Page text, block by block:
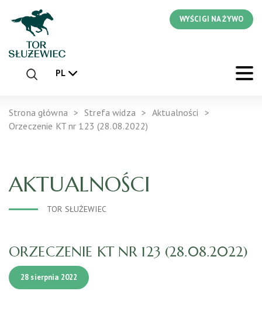
WYŚCIGI NA ŻYWO
PL
Strona główna Strefa widza
Aktualności
Orzeczenie KT nr 123 (28.08.2022)
AKTUALNOŚCI
TOR SŁUŻEWIEC
ORZECZENIE KT NR 123 (28.08.2022)
28 sierpnia 2022